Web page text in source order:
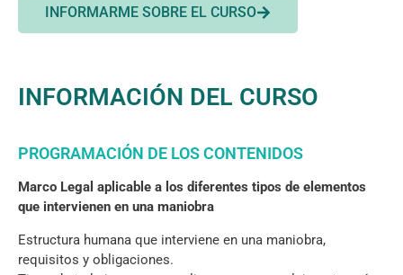
INFORMARME SOBRE EL CURSO
INFORMACIÓN DEL CURSO
PROGRAMACIÓN DE LOS CONTENIDOS
Marco Legal aplicable a los diferentes tipos de elementos
que intervienen en una maniobra
Estructura humana que interviene en una maniobra,
requisitos y obligaciones.